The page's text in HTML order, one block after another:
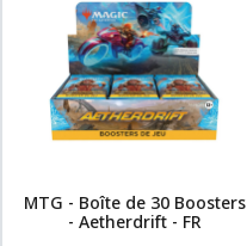
MTG - Boîte de 30 Boosters
- Aetherdrift - FR